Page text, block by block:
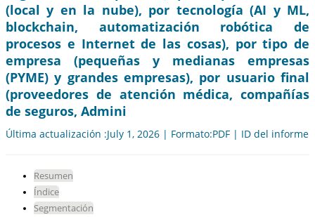
(local y en la nube), por tecnología (AI y ML,
blockchain, automatización robótica de
procesos e Internet de las cosas), por tipo de
empresa (pequeñas y medianas empresas
(PYME) y grandes empresas), por usuario final
(proveedores de atención médica, compañías
de seguros, Admini
Última actualización :July 1, 2026 | Formato:PDF | ID del informe:
Resumen
Índice
Segmentación